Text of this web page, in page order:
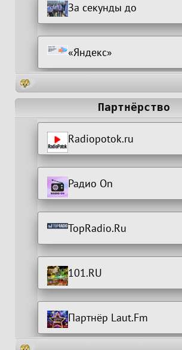
За секунды до
«Яндекс»
Партнёрство
Radiopotok.ru
Радио On
TopRadio.Ru
101.RU
Партнёр Laut.Fm